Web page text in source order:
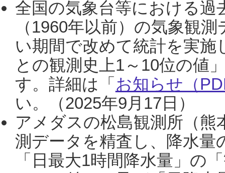
全国の気象台等における過
（1960年以前）の気象観
い期間で改めて統計を実
との観測史上1～10位の値
す。詳細は「 お知らせ（
い。（2025年9月17日）
アメダスの松島観測所（熊
測データを精査し、降水
「日最大1時間降水量」の